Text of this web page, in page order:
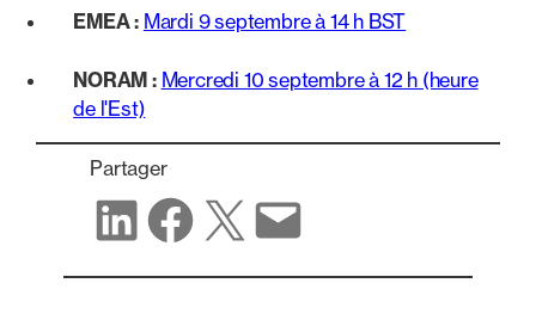
EMEA : Mardi 9 septembre à 14 h BST
NORAM : Mercredi 10 septembre à 12 h (heure
de l'Est)
Partager
Partager sur LinkedIn
Partager sur Facebook
Partager sur X Partager par e-mail